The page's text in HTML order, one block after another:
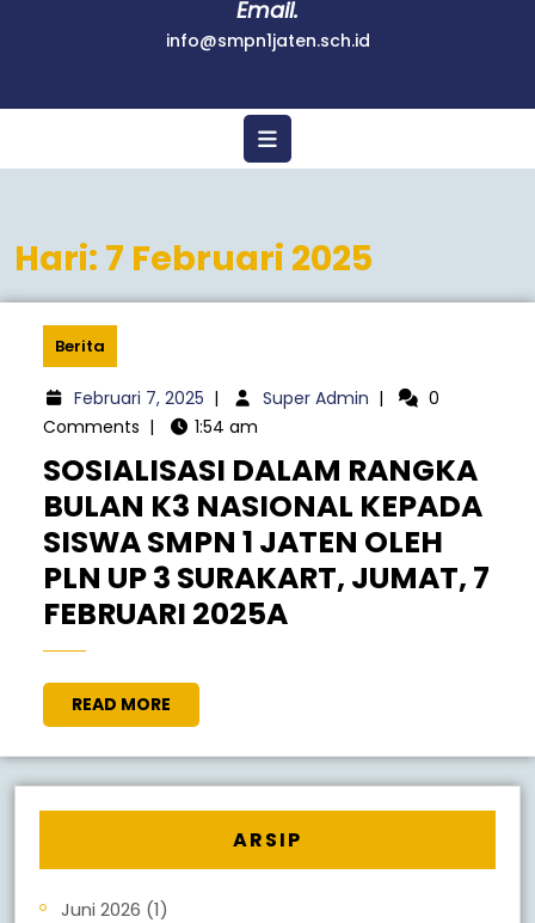
Email.
info@smpn1jaten.sch.id
Hari: 7 Februari 2025
Berita
Februari 7, 2025 | Super Admin |
0
Comments | 1:54 am
SOSIALISASI DALAM RANGKA
BULAN K3 NASIONAL KEPADA
SISWA SMPN 1 JATEN OLEH
PLN UP 3 SURAKART, JUMAT, 7
FEBRUARI 2025A
READ MORE
ARSIP
Juni 2026 (1)